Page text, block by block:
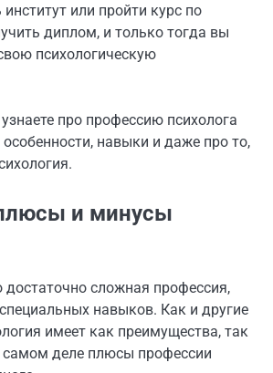
или пройти курс по
диплом, и только тогда вы
психологическую
про профессию психолога
навыки и даже про то,
и минусы
достаточно сложная профессия,
навыков. Как и другие
имеет как преимущества, так
самом деле плюсы профессии